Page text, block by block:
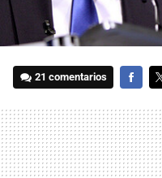
21 comentarios